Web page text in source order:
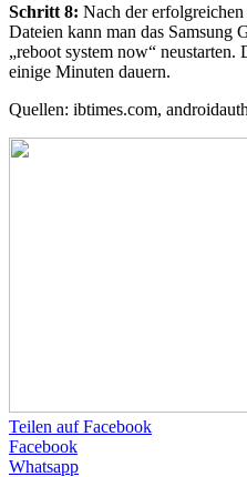
Schritt 8: Nach der
Dateien kann man das Samsung
„reboot system now“ neustarten.
einige Minuten dauern.
Quellen: ibtimes.com,
Teilen auf Facebook
Facebook
Whatsapp